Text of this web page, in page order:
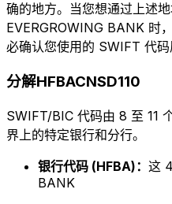
确的地方。当您想通过上述
EVERGROWING BANK 时
必确认您使用的 SWIFT 代码
分解HFBACNSD110
SWIFT/BIC 代码由 8 至 11
界上的特定银行和分行。
银行代码 (HFBA)： 这
BANK